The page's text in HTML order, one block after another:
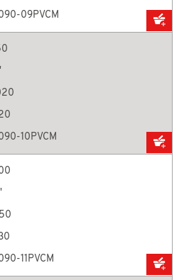
09PVCM
10PVCM
11PVCM